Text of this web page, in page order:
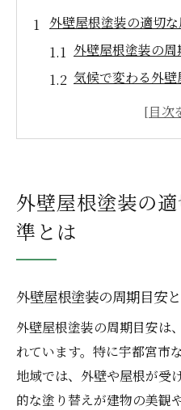
外壁屋根塗装の適切
外壁屋根塗装の
気候で変わる外
外壁屋根塗装を
グを探る
宇都宮市の気候に
梅雨や冬を避けた
グ
気温と湿度で見
期
宇都宮市で選ぶ
外壁屋根塗装の
準とは
外壁屋根塗装の周期目安
外壁屋根塗装の周期目安は
れています。特に宇都宮市
地域では、外壁や屋根が受
的な塗り替えが建物の美観